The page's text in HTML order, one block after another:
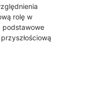
rolę w
podstawowe